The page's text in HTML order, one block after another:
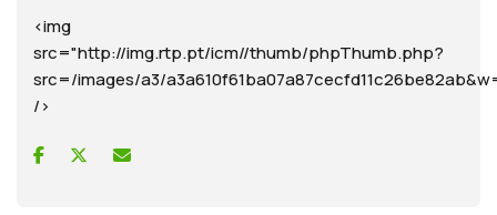
<img
src="http://img.rtp.pt/icm//thumb/phpThumb.php?
src=/images/a3/
/>